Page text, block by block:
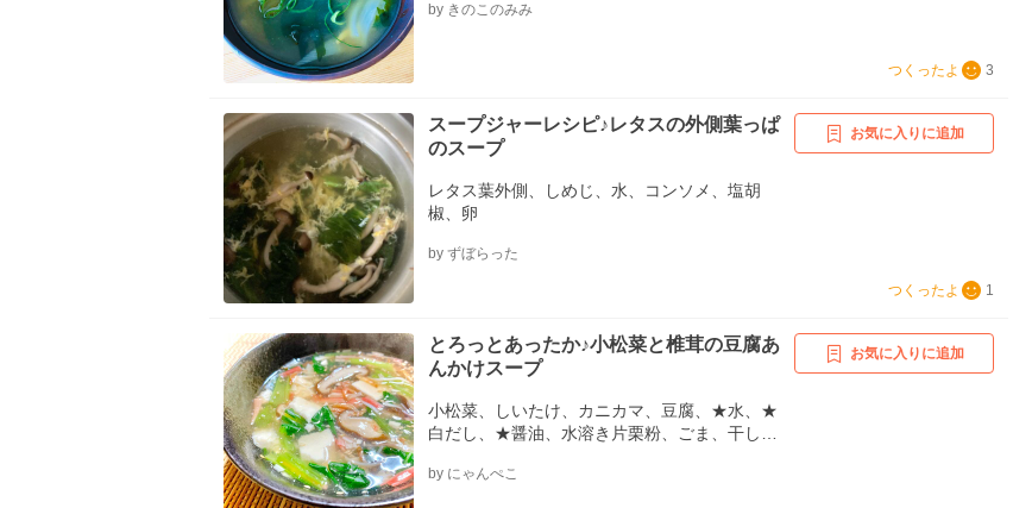
by きのこのみみ
つくったよ 3
スープジャーレシピ♪レタスの外側葉っぱ
のスープ
レタス葉外側、しめじ、水、コンソメ、塩胡
椒、卵
by ずぼらった
お気に入りに追加
つくったよ 1
とろっとあったか♪小松菜と椎茸の豆腐あ
んかけスープ
小松菜、しいたけ、カニカマ、豆腐、★水、★
白だし、★醤油、水溶き片栗粉、ごま、干しエ
by にゃんぺこ
お気に入りに追加